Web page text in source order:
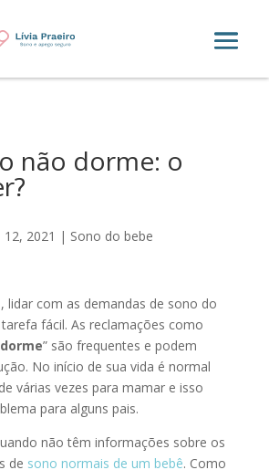
não dorme: o
12, 2021 | Sono do bebe
lidar com as demandas de sono do
fácil. As reclamações como
” são frequentes e podem
No início de sua vida é normal
várias vezes para mamar e isso
para alguns pais.
não têm informações sobre os
de sono normais de um bebê. Como